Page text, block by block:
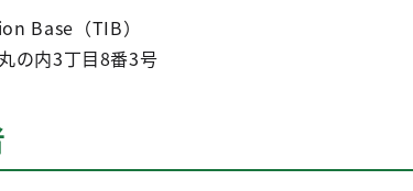
Base（TIB）
の内3丁目8番3号